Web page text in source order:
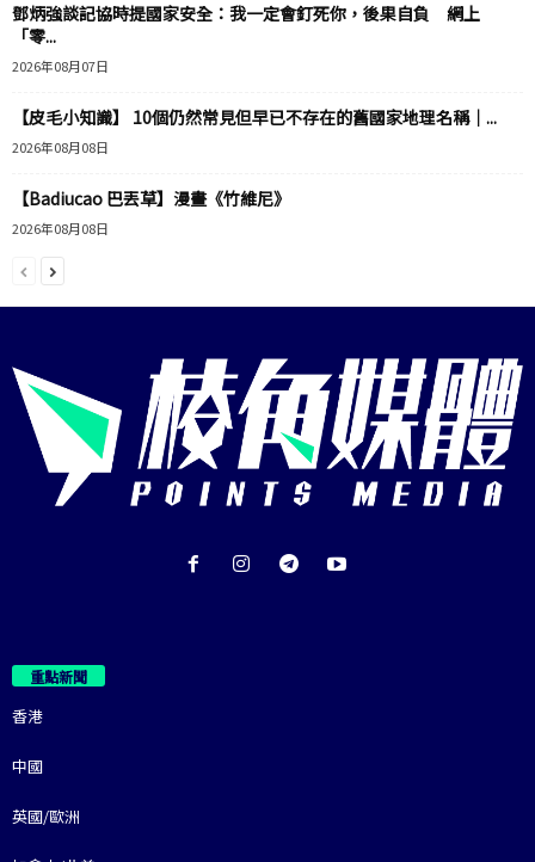
鄧炳強談記協時提國家安全：我一定會釘死你，後果自負 網上
「零...
2026年08月07日
【皮毛小知識】 10個仍然常見但早已不存在的舊國家地理名稱｜...
2026年08月08日
【Badiucao 巴丟草】漫畫《竹維尼》
2026年08月08日
重點新聞
香港
中國
英國/歐洲